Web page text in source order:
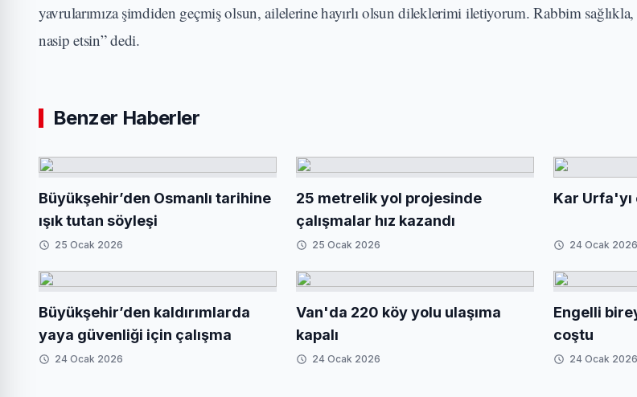
yavrularımıza şimdiden geçmiş olsun, ailelerine hayırlı olsun dileklerimi iletiyorum. Rabbim
nasip etsin” dedi.
Benzer Haberler
Büyükşehir’den Osmanlı tarihine
ışık tutan söyleşi
25 Ocak 2026
25 metrelik yol projesinde
çalışmalar hız kazandı
25 Ocak 2026
Kar Urfa'yı
24 Ocak 2026
Büyükşehir’den kaldırımlarda
yaya güvenliği için çalışma
24 Ocak 2026
Van'da 220 köy yolu ulaşıma
kapalı
24 Ocak 2026
Engelli
coştu
24 Ocak 2026